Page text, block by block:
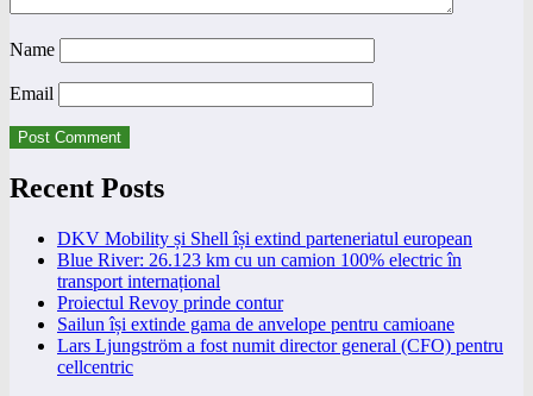
Name
Email
Recent Posts
DKV Mobility și Shell își extind parteneriatul european
Blue River: 26.123 km cu un camion 100% electric în
transport internațional
Proiectul Revoy prinde contur
Sailun își extinde gama de anvelope pentru camioane
Lars Ljungström a fost numit director general (CFO) pentru
cellcentric